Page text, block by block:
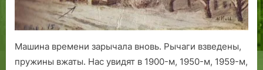
1986,
2000,
2001.
Машина времени зарычала вновь. Рычаги взведены,
пружины вжаты. Нас увидят в 1900-м, 1950-м, 1959-м,